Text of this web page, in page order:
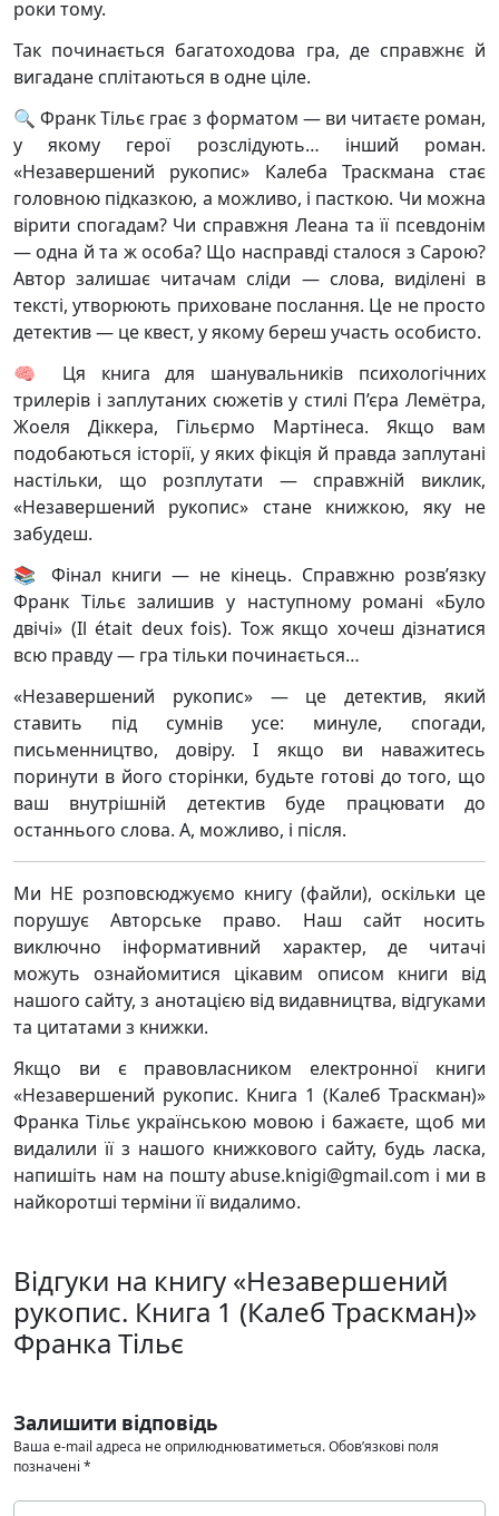
роки тому.
Так починається багатоходова гра, де справжнє й
вигадане сплітаються в одне ціле.
🔍 Франк Тільє грає з форматом — ви читаєте роман,
у якому герої розслідують… інший роман.
«Незавершений рукопис» Калеба Траскмана стає
головною підказкою, а можливо, і пасткою. Чи можна
вірити спогадам? Чи справжня Леана та її псевдонім
— одна й та ж особа? Що насправді сталося з Сарою?
Автор залишає читачам сліди — слова, виділені в
тексті, утворюють приховане послання. Це не просто
детектив — це квест, у якому береш участь особисто.
🧠 Ця книга для шанувальників психологічних
трилерів і заплутаних сюжетів у стилі П’єра Лемётра,
Жоеля Діккера, Гільєрмо Мартінеса. Якщо вам
подобаються історії, у яких фікція й правда заплутані
настільки, що розплутати — справжній виклик,
«Незавершений рукопис» стане книжкою, яку не
забудеш.
📚 Фінал книги — не кінець. Справжню розв’язку
Франк Тільє залишив у наступному романі «Було
двічі» (Il était deux fois). Тож якщо хочеш дізнатися
всю правду — гра тільки починається…
«Незавершений рукопис» — це детектив, який
ставить під сумнів усе: минуле, спогади,
письменництво, довіру. І якщо ви наважитесь
поринути в його сторінки, будьте готові до того, що
ваш внутрішній детектив буде працювати до
останнього слова. А, можливо, і після.
Ми НЕ розповсюджуємо книгу (файли), оскільки це
порушує Авторське право. Наш сайт носить
виключно інформативний характер, де читачі
можуть ознайомитися цікавим описом книги від
нашого сайту, з анотацією від видавництва, відгуками
та цитатами з книжки.
Якщо ви є правовласником електронної книги
«Незавершений рукопис. Книга 1 (Калеб Траскман)»
Франка Тільє українською мовою і бажаєте, щоб ми
видалили її з нашого книжкового сайту, будь ласка,
напишіть нам на пошту abuse.knigi@gmail.com і ми в
найкоротші терміни її видалимо.
Відгуки на книгу «Незавершений
рукопис. Книга 1 (Калеб Траскман)»
Франка Тільє
Залишити відповідь
Ваша e-mail адреса не оприлюднюватиметься.Обов’язкові поля
позначені *